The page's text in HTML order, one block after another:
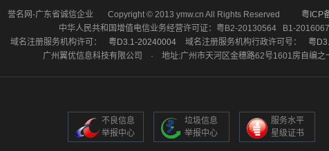
誉名网-广东省诚信企业 Copyright © 2013 ymw.cn All Rights Reserved
粤ICP
中华人民共和国增值电信业务经营许可证：粤B2-20130564 B1-
域名注册服务机构许可：
粤D3.1-20240004 域名注册服务机构行政许可号：
粤
广州翼优信息科技有限公司 · 地址:广州市天河区金穗路62号1601房自编之
不良信息
举报中心
垃圾信息
举报中心
服务水平
星级证书